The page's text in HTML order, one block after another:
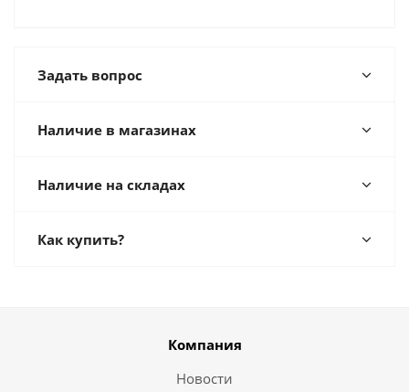
Задать вопрос
Наличие в магазинах
Наличие на складах
Как купить?
Компания
Новости